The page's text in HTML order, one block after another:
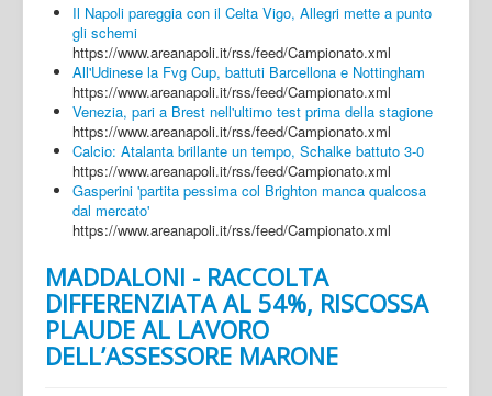
Il Napoli pareggia con il Celta Vigo, Allegri mette a punto
gli schemi
https://www.areanapoli.it/rss/feed/Campionato.xml
All'Udinese la Fvg Cup, battuti Barcellona e Nottingham
https://www.areanapoli.it/rss/feed/Campionato.xml
Venezia, pari a Brest nell'ultimo test prima della stagione
https://www.areanapoli.it/rss/feed/Campionato.xml
Calcio: Atalanta brillante un tempo, Schalke battuto 3-0
https://www.areanapoli.it/rss/feed/Campionato.xml
Gasperini 'partita pessima col Brighton manca qualcosa
dal mercato'
https://www.areanapoli.it/rss/feed/Campionato.xml
MADDALONI - RACCOLTA
DIFFERENZIATA AL 54%, RISCOSSA
PLAUDE AL LAVORO
DELL’ASSESSORE MARONE